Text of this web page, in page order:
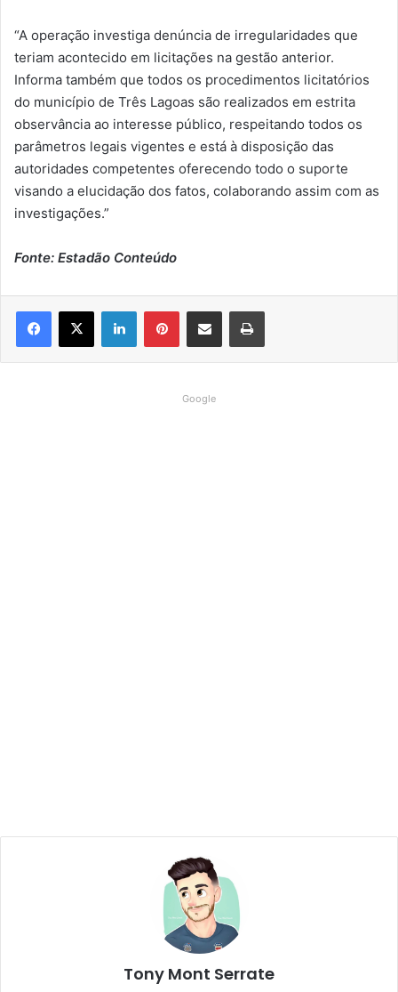
“A operação investiga denúncia de irregularidades que
teriam acontecido em licitações na gestão anterior.
Informa também que todos os procedimentos licitatórios
do município de Três Lagoas são realizados em estrita
observância ao interesse público, respeitando todos os
parâmetros legais vigentes e está à disposição das
autoridades competentes oferecendo todo o suporte
visando a elucidação dos fatos, colaborando assim com as
investigações.”
Fonte: Estadão Conteúdo
Google
Tony Mont Serrate